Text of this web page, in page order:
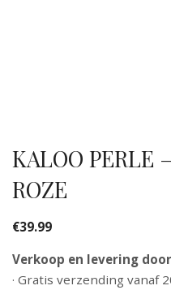
KALOO PERLE
ROZE
€39.99
Verkoop en levering
· Gratis verzending vanaf